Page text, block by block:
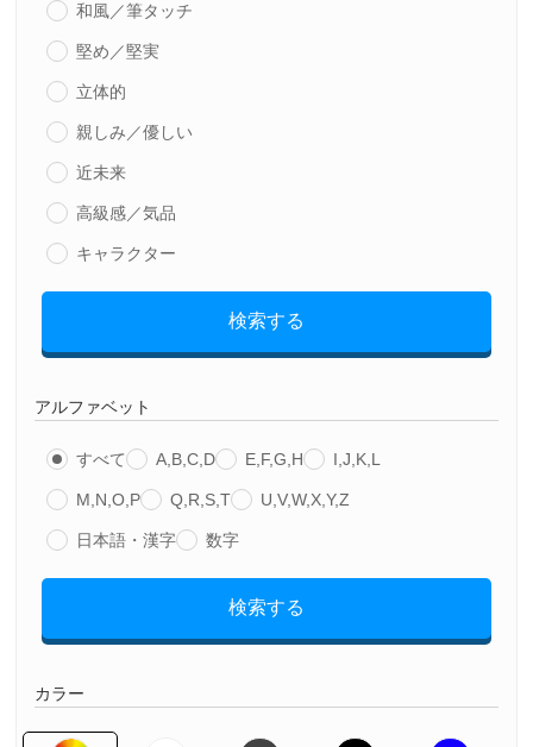
和風／筆タッチ
堅め／堅実
立体的
親しみ／優しい
近未来
高級感／気品
キャラクター
検索する
アルファベット
すべて A,B,C,D E,F,G,H I,J,K,L
M,N,O,P Q,R,S,T U,V,W,X,Y,Z
日本語・漢字 数字
検索する
カラー